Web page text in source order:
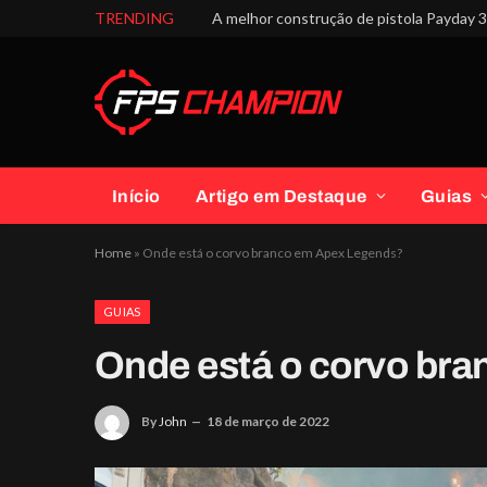
TRENDING A melhor construção de pistola Payday
Início Artigo em Destaque Guias
Home » Onde está o corvo branco em Apex Legends?
GUIAS
Onde está o corvo
ByJohn 18 de março de 2022